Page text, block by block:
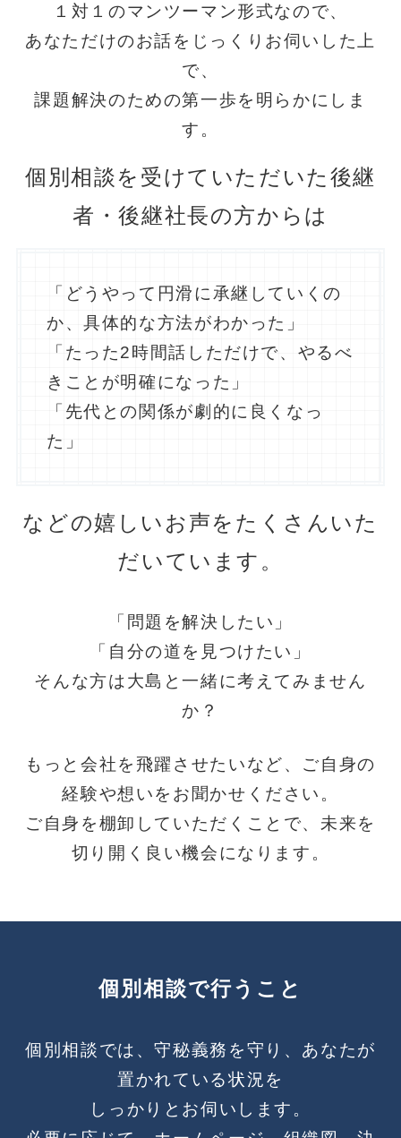
１対１のマンツーマン形式なので、
あなただけのお話をじっくりお伺いした上
で、
課題解決のための第一歩を明らかにしま
す。
個別相談を受けていただいた後継
者・後継社長の方からは
「どうやって円滑に承継していくの
か、具体的な方法がわかった」
「たった2時間話しただけで、やるべ
きことが明確になった」
「先代との関係が劇的に良くなっ
た」
などの嬉しいお声をたくさんいた
だいています。
「問題を解決したい」
「自分の道を見つけたい」
そんな方は大島と一緒に考えてみません
か？
もっと会社を飛躍させたいなど、ご自身の
経験や想いをお聞かせください。
ご自身を棚卸していただくことで、未来を
切り開く良い機会になります。
個別相談で行うこと
個別相談では、守秘義務を守り、あなたが
置かれている状況を
しっかりとお伺いします。